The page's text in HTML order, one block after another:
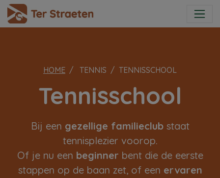
HOME TENNIS TENNISSCHOOL
Tennisschool
Bij een gezellige familieclubstaat
tennisplezier voorop.
Of je nu een beginner bent die de eerste
stappen op de baan zet, of een ervaren